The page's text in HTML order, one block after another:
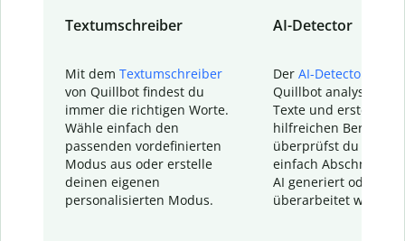
Textumschreiber
Mit dem Textumschreiber
von Quillbot findest du
immer die richtigen Worte.
Wähle einfach den
passenden vordefinierten
Modus aus oder erstelle
deinen eigenen
personalisierten Modus.
AI-Detector
Der AI-Detector
Quillbot analysiert
Texte und erstellt
hilfreichen Bericht.
überprüfst du
einfach Abschnitte,
AI generiert oder
überarbeitet wurden.